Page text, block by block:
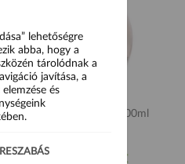
Mrs. Millicent Gin 700ml
18 500 Ft
lehetőségre
abba, hogy a
tárolódnak a
javítása, a
és